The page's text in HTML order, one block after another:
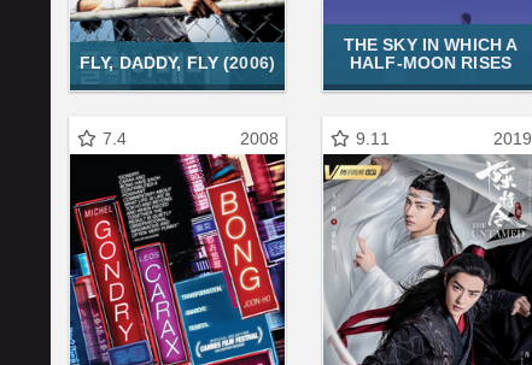
FLY, DADDY, FLY (2006)
THE SKY IN WHICH A
HALF-MOON RISES
7.4 2008 9.11 2019